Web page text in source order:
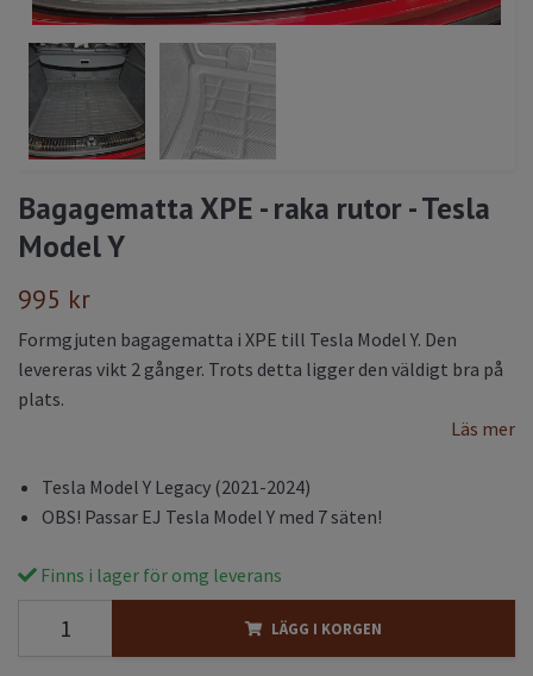
Bagagematta XPE - raka rutor - Tesla
Model Y
995 kr
Formgjuten bagagematta i XPE till Tesla Model Y. Den
levereras vikt 2 gånger. Trots detta ligger den väldigt bra på
plats.
Läs mer
Tesla Model Y Legacy (2021-2024)
OBS! Passar EJ Tesla Model Y med 7 säten!
Finns i lager för omg leverans
LÄGG I KORGEN